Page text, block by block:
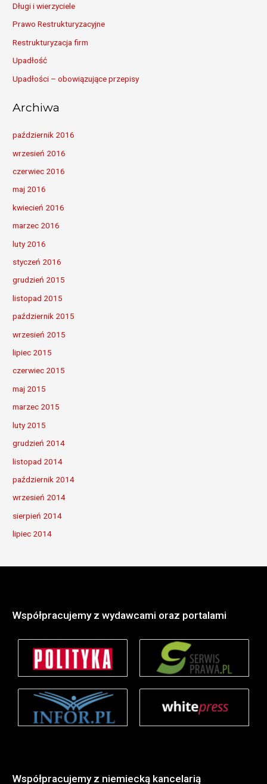
Długi i wierzyciele
Prawo Restrukturyzacyjne
Restrukturyzacja firm
Upadłość
Upadłości – obowiązujące przepisy
Archiwa
październik 2016
wrzesień 2016
czerwiec 2016
maj 2016
kwiecień 2016
marzec 2016
luty 2016
styczeń 2016
grudzień 2015
listopad 2015
październik 2015
wrzesień 2015
lipiec 2015
czerwiec 2015
maj 2015
marzec 2015
luty 2015
grudzień 2014
listopad 2014
październik 2014
wrzesień 2014
sierpień 2014
lipiec 2014
Współpracujemy z wydawcami oraz portalami
Współpracujemy z niemiecką kancelarią